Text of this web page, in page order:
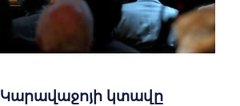
Կարավաջոյի կտավը